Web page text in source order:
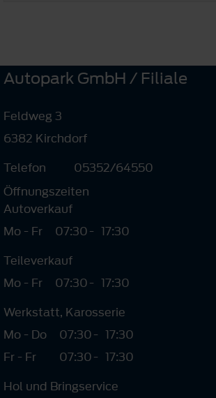
Autopark GmbH / Filiale
Feldweg 3
6382 Kirchdorf
Telefon
05352/64550
Öffnungszeiten
Autoverkauf
Mo - Fr
07:30- 17:30
Teileverkauf
Mo - Fr
07:30- 17:30
Werkstatt, Karosserie
Mo - Do
07:30- 17:30
Fr - Fr
07:30- 17:30
Hol und Bringservice